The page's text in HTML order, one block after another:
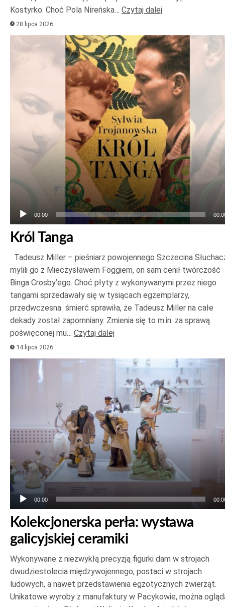
Kostyrko. Choć Pola Nireńska… Czytaj dalej
28 lipca 2026
plików
00:00
Król Tanga
Tadeusz Miller – pieśniarz powojennego Szczecina
mylili go z Mieczysławem Foggiem, on sam cenił twórczość
Binga Crosby’ego. Choć płyty z wykonywanymi przez niego
tangami sprzedawały się w tysiącach egzemplarzy,
przedwczesna śmierć sprawiła, że Tadeusz Miller na całe
dekady został zapomniany. Zmienia się to m.in. za sprawą
poświęconej mu… Czytaj dalej
14 lipca 2026
Odtwarzacz
00:00
Kolekcjonerska perła: wystawa
galicyjskiej ceramiki
Wykonywane z niezwykłą precyzją figurki dam w strojach
dwudziestolecia międzywojennego, postaci w strojach
ludowych, a nawet przedstawienia egzotycznych zwierząt.
Unikatowe wyroby z manufaktury w Pacykowie, można